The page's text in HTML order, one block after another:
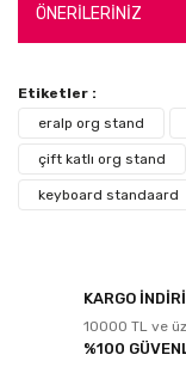
ÖNERİLERİNİZ
Etiketler :
eralp org stand
çift katlı org stand
keyboard standaard
KARGO
10000 TL ve
%100